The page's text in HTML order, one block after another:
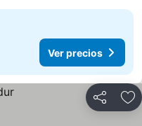
Ver precios
Compartir